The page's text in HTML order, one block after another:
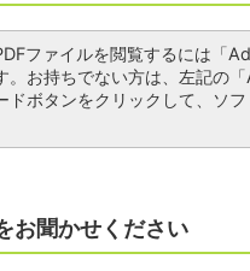
ファイルを閲覧するには「
。お持ちでない方は、左記の
ドボタンをクリックして、ソ
お聞かせください